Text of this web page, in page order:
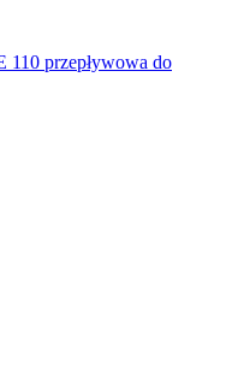
przepływowa do